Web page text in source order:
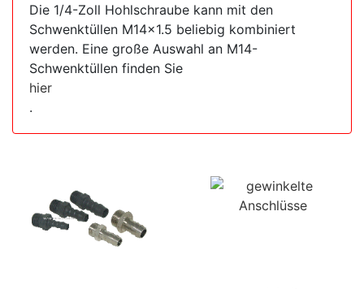
Die 1/4-Zoll Hohlschraube kann mit den
Schwenktüllen M14x1.5 beliebig kombiniert
werden. Eine große Auswahl an M14-
Schwenktüllen finden Sie
hier
.